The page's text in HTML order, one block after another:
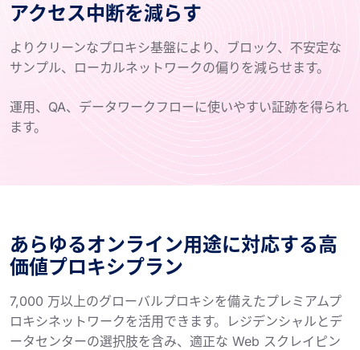
アクセス中断を減らす
よりクリーンなプロキシ基盤により、ブロック、不安定な
サンプル、ローカルネットワークの偏りを減らせます。
運用、QA、データワークフローに使いやすい証跡を得られ
ます。
あらゆるオンライン用途に対応する高
価値プロキシプラン
7,000 万以上のグローバルプロキシを備えたプレミアムプ
ロキシネットワークを活用できます。レジデンシャルとデ
ータセンターの選択肢を含み、適正な Web スクレイピン